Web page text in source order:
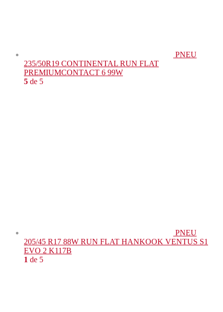
PNEU
235/50R19 CONTINENTAL RUN FLAT
PREMIUMCONTACT 6 99W
5 de 5
PNEU
205/45 R17 88W RUN FLAT HANKOOK VENTUS S1
EVO 2 K117B
1 de 5